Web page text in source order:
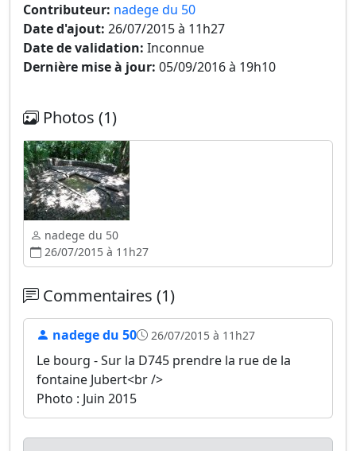
Contributeur: nadege du 50
Date d'ajout: 26/07/2015 à 11h27
Date de validation: Inconnue
Dernière mise à jour: 05/09/2016 à 19h10
Photos (1)
nadege du 50
26/07/2015 à 11h27
Commentaires (1)
nadege du 50 26/07/2015 à 11h27
Le bourg - Sur la D745 prendre la rue de la
fontaine Jubert<br />
Photo : Juin 2015